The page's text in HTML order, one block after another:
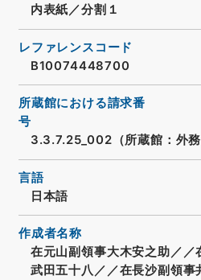
内表紙／分割１
レファレンスコード
B10074448700
所蔵館における請求番
号
3.3.7.25_002（所蔵館：外務
言語
日本語
作成者名称
在元山副領事大木安之助／／
武田五十八／／在長沙副領事